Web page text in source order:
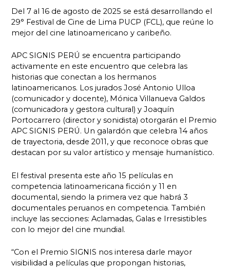
Del 7 al 16 de agosto de 2025 se está desarrollando el
29° Festival de Cine de Lima PUCP (FCL), que reúne lo
mejor del cine latinoamericano y caribeño.
APC SIGNIS PERÚ se encuentra participando
activamente en este encuentro que celebra las
historias que conectan a los hermanos
latinoamericanos. Los jurados José Antonio Ulloa
(comunicador y docente), Mónica Villanueva Galdos
(comunicadora y gestora cultural) y Joaquín
Portocarrero (director y sonidista) otorgarán el Premio
APC SIGNIS PERÚ. Un galardón que celebra 14 años
de trayectoria, desde 2011, y que reconoce obras que
destacan por su valor artístico y mensaje humanístico.
El festival presenta este año 15 películas en
competencia latinoamericana ficción y 11 en
documental, siendo la primera vez que habrá 3
documentales peruanos en competencia. También
incluye las secciones: Aclamadas, Galas e Irresistibles
con lo mejor del cine mundial.
“Con el Premio SIGNIS nos interesa darle mayor
visibilidad a películas que propongan historias,